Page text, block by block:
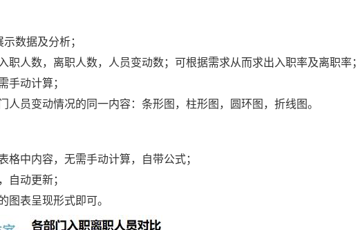
数据及分析；
职人数，离职人数，人员变动数；可根据需求从而求出入职率及离职率；
手动计算；
人员变动情况的同一内容：条形图，柱形图，圆环图，折线图。
格中内容，无需手动计算，自带公式；
自动更新；
图表呈现形式即可。